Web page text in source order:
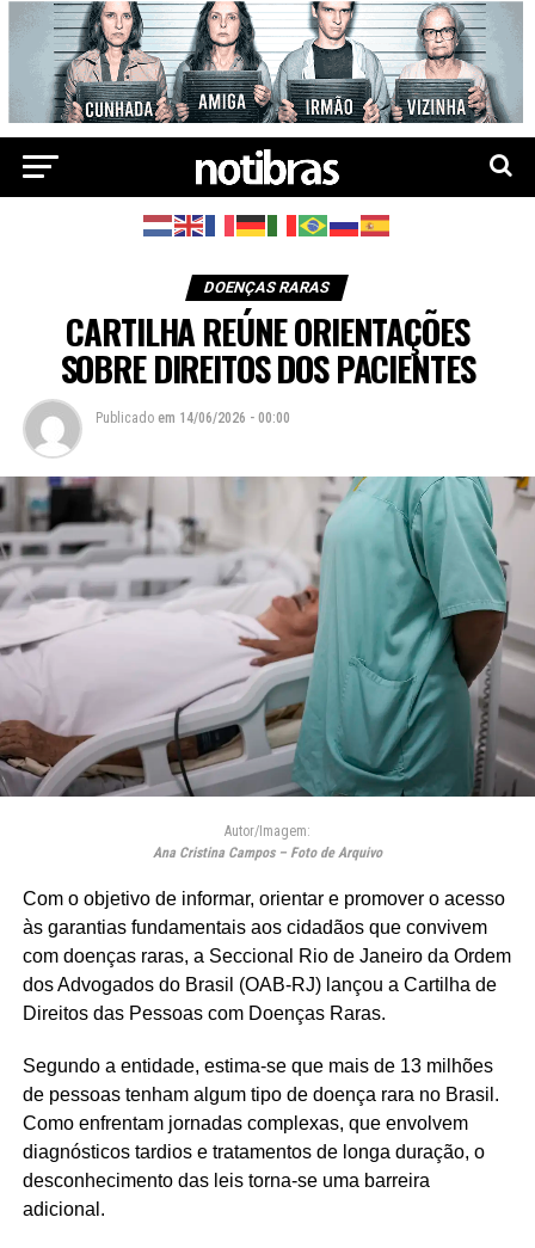
DOENÇAS RARAS
CARTILHA REÚNE ORIENTAÇÕES
SOBRE DIREITOS DOS PACIENTES
Publicado em 14/06/2026 - 00:00
Autor/Imagem:
Ana Cristina Campos – Foto de Arquivo
Com o objetivo de informar, orientar e promover o acesso
às garantias fundamentais aos cidadãos que convivem
com doenças raras, a Seccional Rio de Janeiro da Ordem
dos Advogados do Brasil (OAB-RJ) lançou a Cartilha de
Direitos das Pessoas com Doenças Raras.
Segundo a entidade, estima-se que mais de 13 milhões
de pessoas tenham algum tipo de doença rara no Brasil.
Como enfrentam jornadas complexas, que envolvem
diagnósticos tardios e tratamentos de longa duração, o
desconhecimento das leis torna-se uma barreira
adicional.